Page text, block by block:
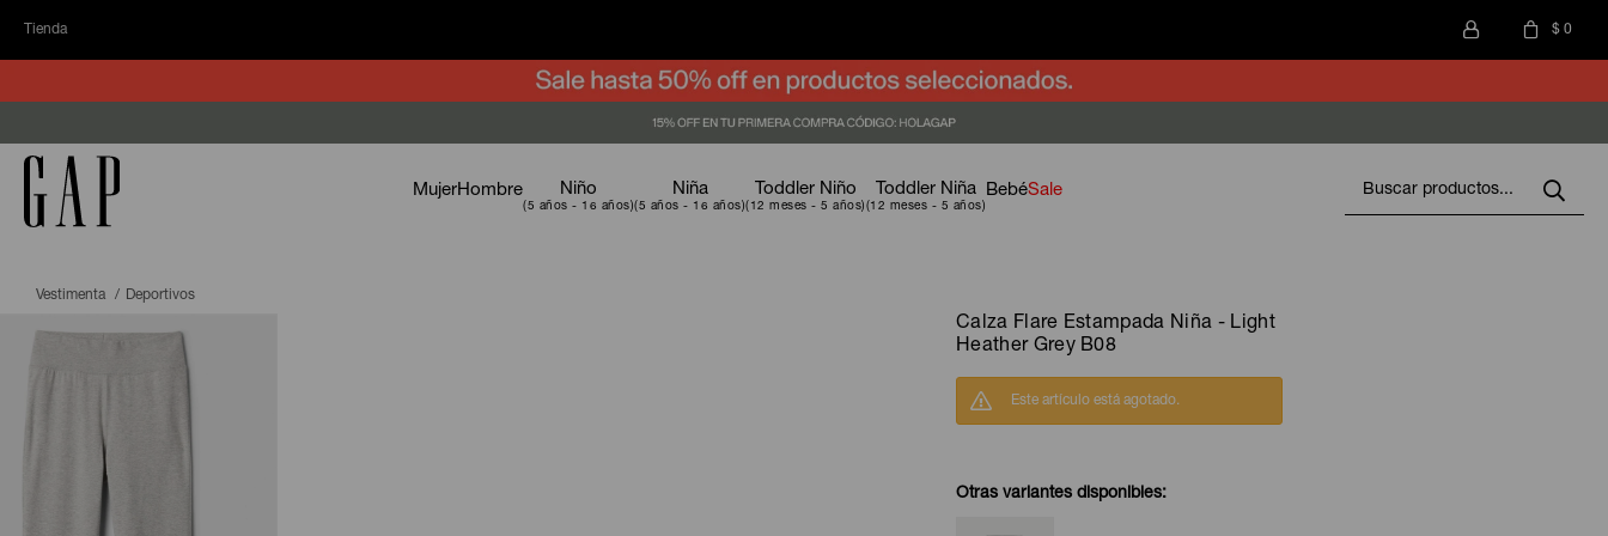
Tienda $ 0
MujerHombre Niño Niña Toddler Niño Toddler Niña BebéSale
Vestimenta Deportivos
Calza Flare Estampada Niña - Light
Heather Grey B08
Este artículo está agotado.
Otras variantes disponibles: